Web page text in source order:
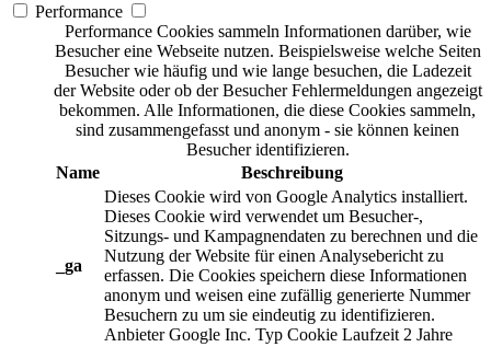
Performance
Performance Cookies sammeln Informationen darüber, wie
Besucher eine Webseite nutzen. Beispielsweise welche Seiten
Besucher wie häufig und wie lange besuchen, die Ladezeit
der Website oder ob der Besucher Fehlermeldungen angezeigt
bekommen. Alle Informationen, die diese Cookies sammeln,
sind zusammengefasst und anonym - sie können keinen
Besucher identifizieren.
Name
Beschreibung
_ga
Dieses Cookie wird von Google Analytics installiert.
Dieses Cookie wird verwendet um Besucher-,
Sitzungs- und Kampagnendaten zu berechnen und die
Nutzung der Website für einen Analysebericht zu
erfassen. Die Cookies speichern diese Informationen
anonym und weisen eine zufällig generierte Nummer
Besuchern zu um sie eindeutig zu identifizieren.
Anbieter Google Inc. Typ Cookie Laufzeit 2 Jahre